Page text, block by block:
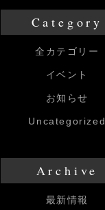
Category
全カテゴリー
イベント
お知らせ
Uncategorized
Archive
最新情報